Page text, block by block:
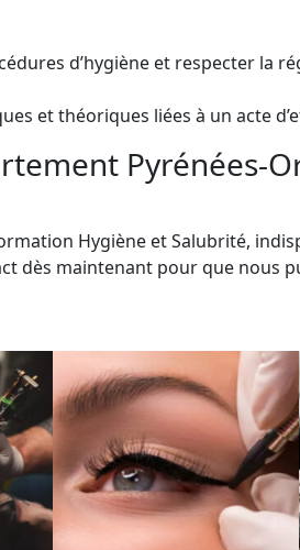
d’hygiène et respecter la
et théoriques liées à un acte
Pyrénées-
Hygiène et Salubrité,
dès maintenant pour que nous